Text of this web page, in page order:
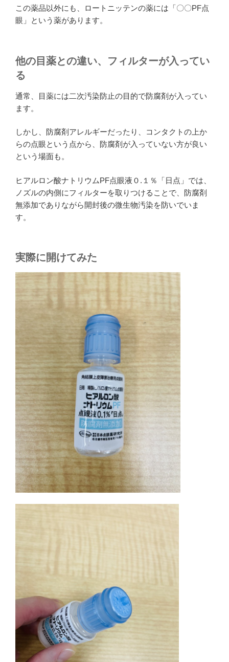
この薬品以外にも、ロートニッテンの薬には「〇〇PF点
眼」という薬があります。
他の目薬との違い、フィルターが入ってい
る
通常、目薬には二次汚染防止の目的で防腐剤が入ってい
ます。
しかし、防腐剤アレルギーだったり、コンタクトの上か
らの点眼という点から、防腐剤が入っていない方が良い
という場面も。
ヒアルロン酸ナトリウムPF点眼液０.１％「日点」では、
ノズルの内側にフィルターを取りつけることで、防腐剤
無添加でありながら開封後の微生物汚染を防いでいま
す。
実際に開けてみた